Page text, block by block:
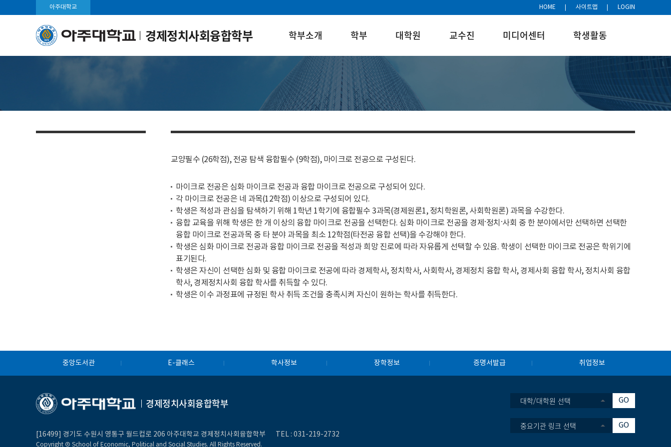
아주대학교 HOME 사이트맵 LOGIN
경제정치사회융합학부 학부소개 학부 대학원 교수진 미디어센터 학생활동
교양필수 (26학점), 전공 탐색 융합필수 (9학점), 마이크로 전공으로 구성된다.
마이크로 전공은 심화 마이크로 전공과 융합 마이크로 전공으로 구성되어 있다.
각 마이크로 전공은 네 과목(12학점) 이상으로 구성되어 있다.
학생은 적성과 관심을 탐색하기 위해 1학년 1학기에 융합필수 3과목(경제원론1, 정치학원론, 사회학원론) 과목을 수강한다.
융합 교육을 위해 학생은 한 개 이상의 융합 마이크로 전공을 선택한다. 심화 마이크로 전공을 경제·정치·사회 중 한 분야에서만 선택하면 선택한
융합 마이크로 전공과목 중 타 분야 과목을 최소 12학점(타전공 융합 선택)을 수강해야 한다.
학생은 심화 마이크로 전공과 융합 마이크로 전공을 적성과 희망 진로에 따라 자유롭게 선택할 수 있음. 학생이 선택한 마이크로 전공은 학위기에
표기된다.
학생은 자신이 선택한 심화 및 융합 마이크로 전공에 따라 경제학사, 정치학사, 사회학사, 경제정치 융합 학사, 경제사회 융합 학사, 정치사회 융합
학사, 경제정치사회 융합 학사를 취득할 수 있다.
학생은 이수 과정표에 규정된 학사 취득 조건을 충족시켜 자신이 원하는 학사를 취득한다.
중앙도서관 E-클래스 학사정보 장학정보 증명서발급 취업정보
대학/대학원 선택 GO
중요기관 링크 선택 GO
경제정치사회융합학부
[16499] 경기도 수원시 영통구 월드컵로 206 아주대학교 경제정치사회융합학부 TEL : 031-219-2732
Copyright Ⓒ School of Economic, Political and Social Studies. All Rights Reserved.